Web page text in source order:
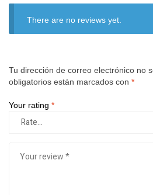
There are no reviews yet.
Tu dirección de correo electrónico no
obligatorios están marcados con *
Your rating *